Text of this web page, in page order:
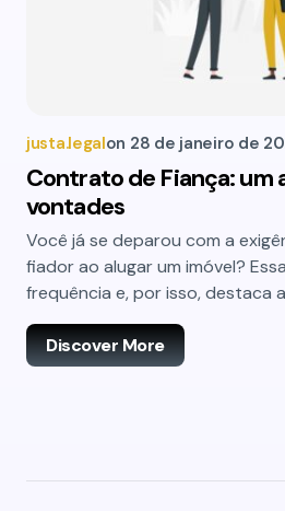
justa.legalon 28 de janeiro de
Contrato de Fiança: um
vontades
Você já se deparou com a
fiador ao alugar um imóvel?
frequência e, por isso, destaca
Discover More